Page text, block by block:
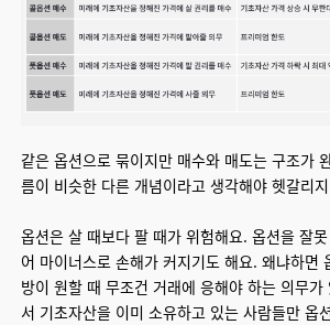
같은 옵션으로 묶이지만 매수와 매도는 구조가
름이 비슷한 다른 개념이라고 생각해야 헷갈리
옵션은 살 때보다 팔 때가 위험해요. 옵션을 잘
어 마이너스로 손해가 커지기도 해요. 왜냐하면
방이 원할 때 무조건 거래에 응해야 하는 의무
서 기초자산을 이미 소유하고 있는 사람들만 옵